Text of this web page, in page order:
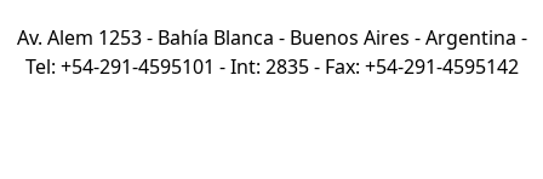
Av. Alem 1253 - Bahía Blanca - Buenos Aires - Argentina -
Tel: +54-291-4595101 - Int: 2835 - Fax: +54-291-4595142